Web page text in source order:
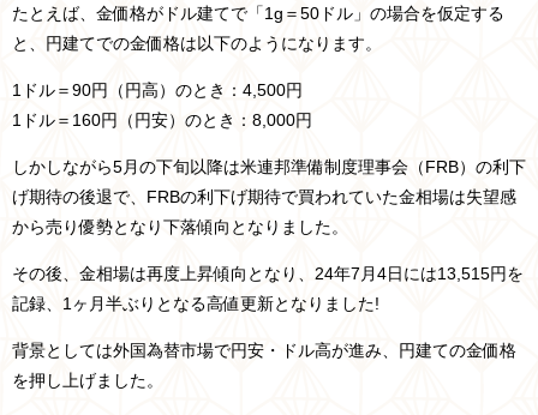
たとえば、金価格がドル建てで「1g＝50ドル」の場合を仮定する
と、円建てでの金価格は以下のようになります。
1ドル＝90円（円高）のとき：4,500円
1ドル＝160円（円安）のとき：8,000円
しかしながら5月の下旬以降は米連邦準備制度理事会（FRB）の利下
げ期待の後退で、FRBの利下げ期待で買われていた金相場は失望感
から売り優勢となり下落傾向となりました。
その後、金相場は再度上昇傾向となり、24年7月4日には13,515円を
記録、1ヶ月半ぶりとなる高値更新となりました!
背景としては外国為替市場で円安・ドル高が進み、円建ての金価格
を押し上げました。